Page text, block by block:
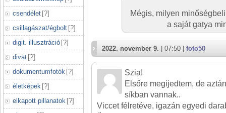
csendélet [?]
csillagászat/égbolt [?]
digit. illusztráció [?]
divat [?]
dokumentumfotók [?]
életképek [?]
elkapott pillanatok [?]
Mégis, milyen
a saját gatya
2022. november 9. | 07:50 | foto50
Szia!
Elsőre megijedtem, de
síkban vannak..
Viccet félretéve, igazán egyedi